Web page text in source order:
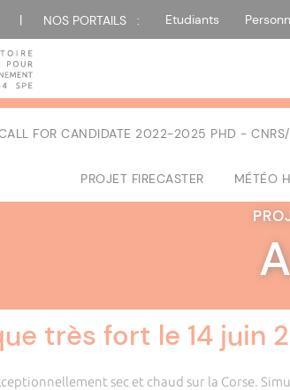
| NOS PORTAILS : Etudiants
FOR CANDIDATE 2022-2025 PHD - CNRS/
PROJET FIRECASTER MÉTÉO
très fort le 14 juin
sec et chaud sur la Corse.